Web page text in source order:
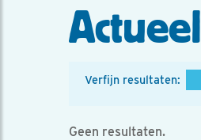
Actueel
Verfijn resultaten:
Geen resultaten.